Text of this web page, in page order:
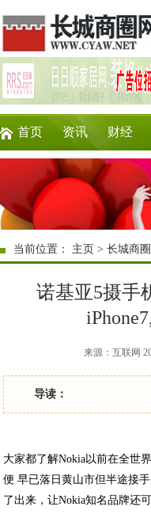
首页 资讯 财经
游戏 美食
当前位置： 主页 >长城商
诺基亚5摄手
来源：互联网
导读：
大家都了解Nokia以前在全世
便 早已落日黄山市但半途接
了出来，让Nokia知名品牌还